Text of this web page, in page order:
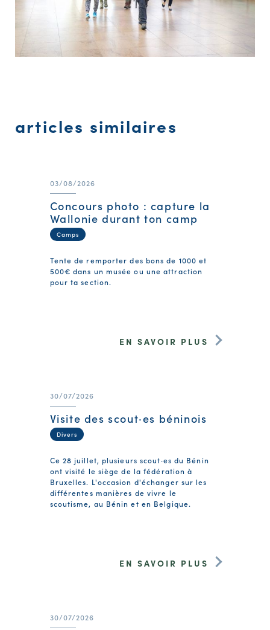
articles similaires
03/08/2026
Concours photo : capture la
Wallonie durant ton camp
Camps
Tente de remporter des bons de 1000 et
500€ dans un musée ou une attraction
pour ta section.
EN SAVOIR PLUS
30/07/2026
Visite des scout·es béninois
Divers
Ce 28 juillet, plusieurs scout·es du Bénin
ont visité le siège de la fédération à
Bruxelles. L'occasion d'échanger sur les
différentes manières de vivre le
scoutisme, au Bénin et en Belgique.
EN SAVOIR PLUS
30/07/2026